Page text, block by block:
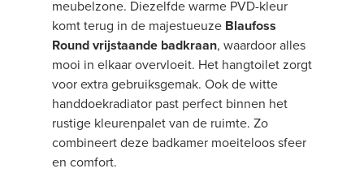
meubelzone. Diezelfde warme PVD-kleur
komt terug in de majestueuze Blaufoss
Round vrijstaande badkraan, waardoor alles
mooi in elkaar overvloeit. Het hangtoilet zorgt
voor extra gebruiksgemak. Ook de witte
handdoekradiator past perfect binnen het
rustige kleurenpalet van de ruimte. Zo
combineert deze badkamer moeiteloos sfeer
en comfort.